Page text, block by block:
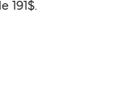
191$.